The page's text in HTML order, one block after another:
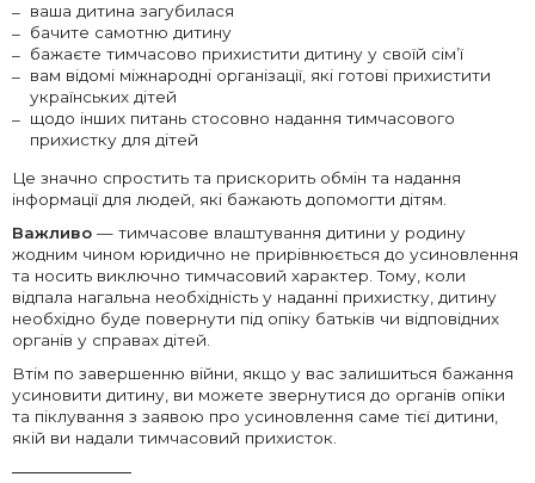
ваша дитина загубилася
бачите самотню дитину
бажаєте тимчасово прихистити дитину у своїй сім’ї
вам відомі міжнародні організації, які готові прихистити
українських дітей
щодо інших питань стосовно надання тимчасового
прихистку для дітей
Це значно спростить та прискорить обмін та надання
інформації для людей, які бажають допомогти дітям.
Важливо — тимчасове влаштування дитини у родину
жодним чином юридично не прирівнюється до усиновлення
та носить виключно тимчасовий характер. Тому, коли
відпала нагальна необхідність у наданні прихистку, дитину
необхідно буде повернути під опіку батьків чи відповідних
органів у справах дітей.
Втім по завершенню війни, якщо у вас залишиться бажання
усиновити дитину, ви можете звернутися до органів опіки
та піклування з заявою про усиновлення саме тієї дитини,
якій ви надали тимчасовий прихисток.